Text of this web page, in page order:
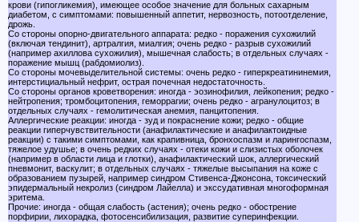
крови (гипогликемия), имеющее особое значение для больных сахарным
диабетом, с симптомами: повышенный аппетит, нервозность, потоотделение,
дрожь.
Со стороны опорно-двигательного аппарата: редко - поражения сухожилий
(включая тендинит), артралгия, миалгия; очень редко - разрыв сухожилий
(например ахиллова сухожилия), мышечная слабость; в отдельных случаях -
поражение мышц (рабдомиолиз).
Со стороны мочевыделительной системы: очень редко - гиперкреатининемия,
интерстициальный нефрит, острая почечная недостаточность.
Со стороны органов кроветворения: иногда - эозинофилия, лейкопения; редко -
нейтропения; тромбоцитопения, геморрагии; очень редко - агранулоцитоз; в
отдельных случаях - гемолитическая анемия, панцитопения.
Аллергические реакции: иногда - зуд и покраснение кожи; редко - общие
реакции гиперчувствительности (анафилактические и анафилактоидные
реакции) с такими симптомами, как крапивница, бронхоспазм и ларингоспазм,
тяжелое удушье; в очень редких случаях - отеки кожи и слизистых оболочек
(например в области лица и глотки), анафилактический шок, аллергический
пневмонит, васкулит; в отдельных случаях - тяжелые высыпания на коже с
образованием пузырей, например синдром Стивенса-Джонсона, токсический
эпидермальный некролиз (синдром Лайелла) и экссудативная многоформная
эритема.
Прочие: иногда - общая слабость (астения); очень редко - обострение
порфирии, лихорадка, фотосенсибилизация, развитие суперинфекции.